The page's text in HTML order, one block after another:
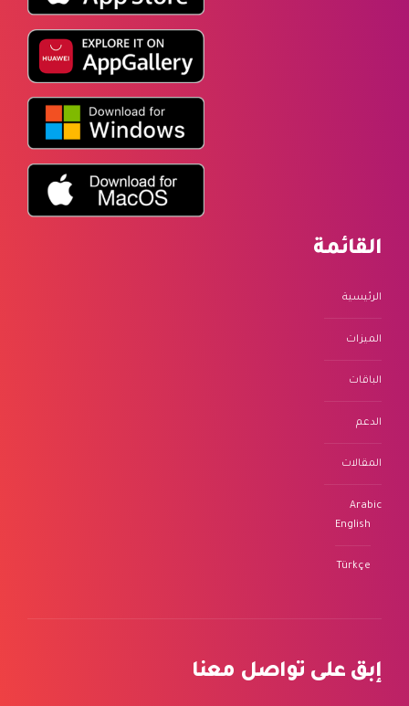
القائمة
الرئيسية
الميزات
الباقات
الدعم
المقالات
Arabic
English
Türkçe
إبق على تواصل معنا